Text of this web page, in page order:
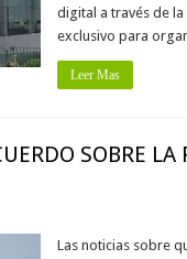
digital a través de
exclusivo para
Leer Mas
SOBRE LA
Las noticias sobre